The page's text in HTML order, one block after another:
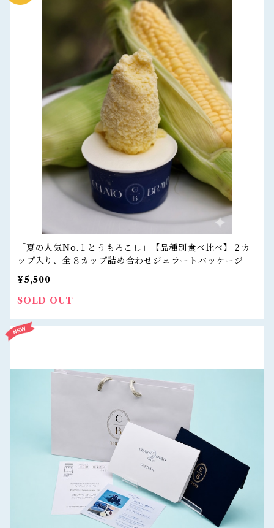
「夏の人気No.１とうもろこし」【品種別食べ比べ】２カ
ップ入り、全８カップ詰め合わせジェラートパッケージ
¥5,500
SOLD OUT